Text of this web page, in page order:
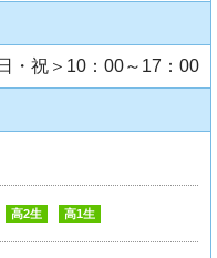
・祝＞10：00～17：00
高2生 高1生